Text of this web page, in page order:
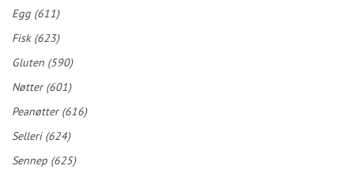
Egg (611)
Fisk (623)
Gluten (590)
Nøtter (601)
Peanøtter (616)
Selleri (624)
Sennep (625)